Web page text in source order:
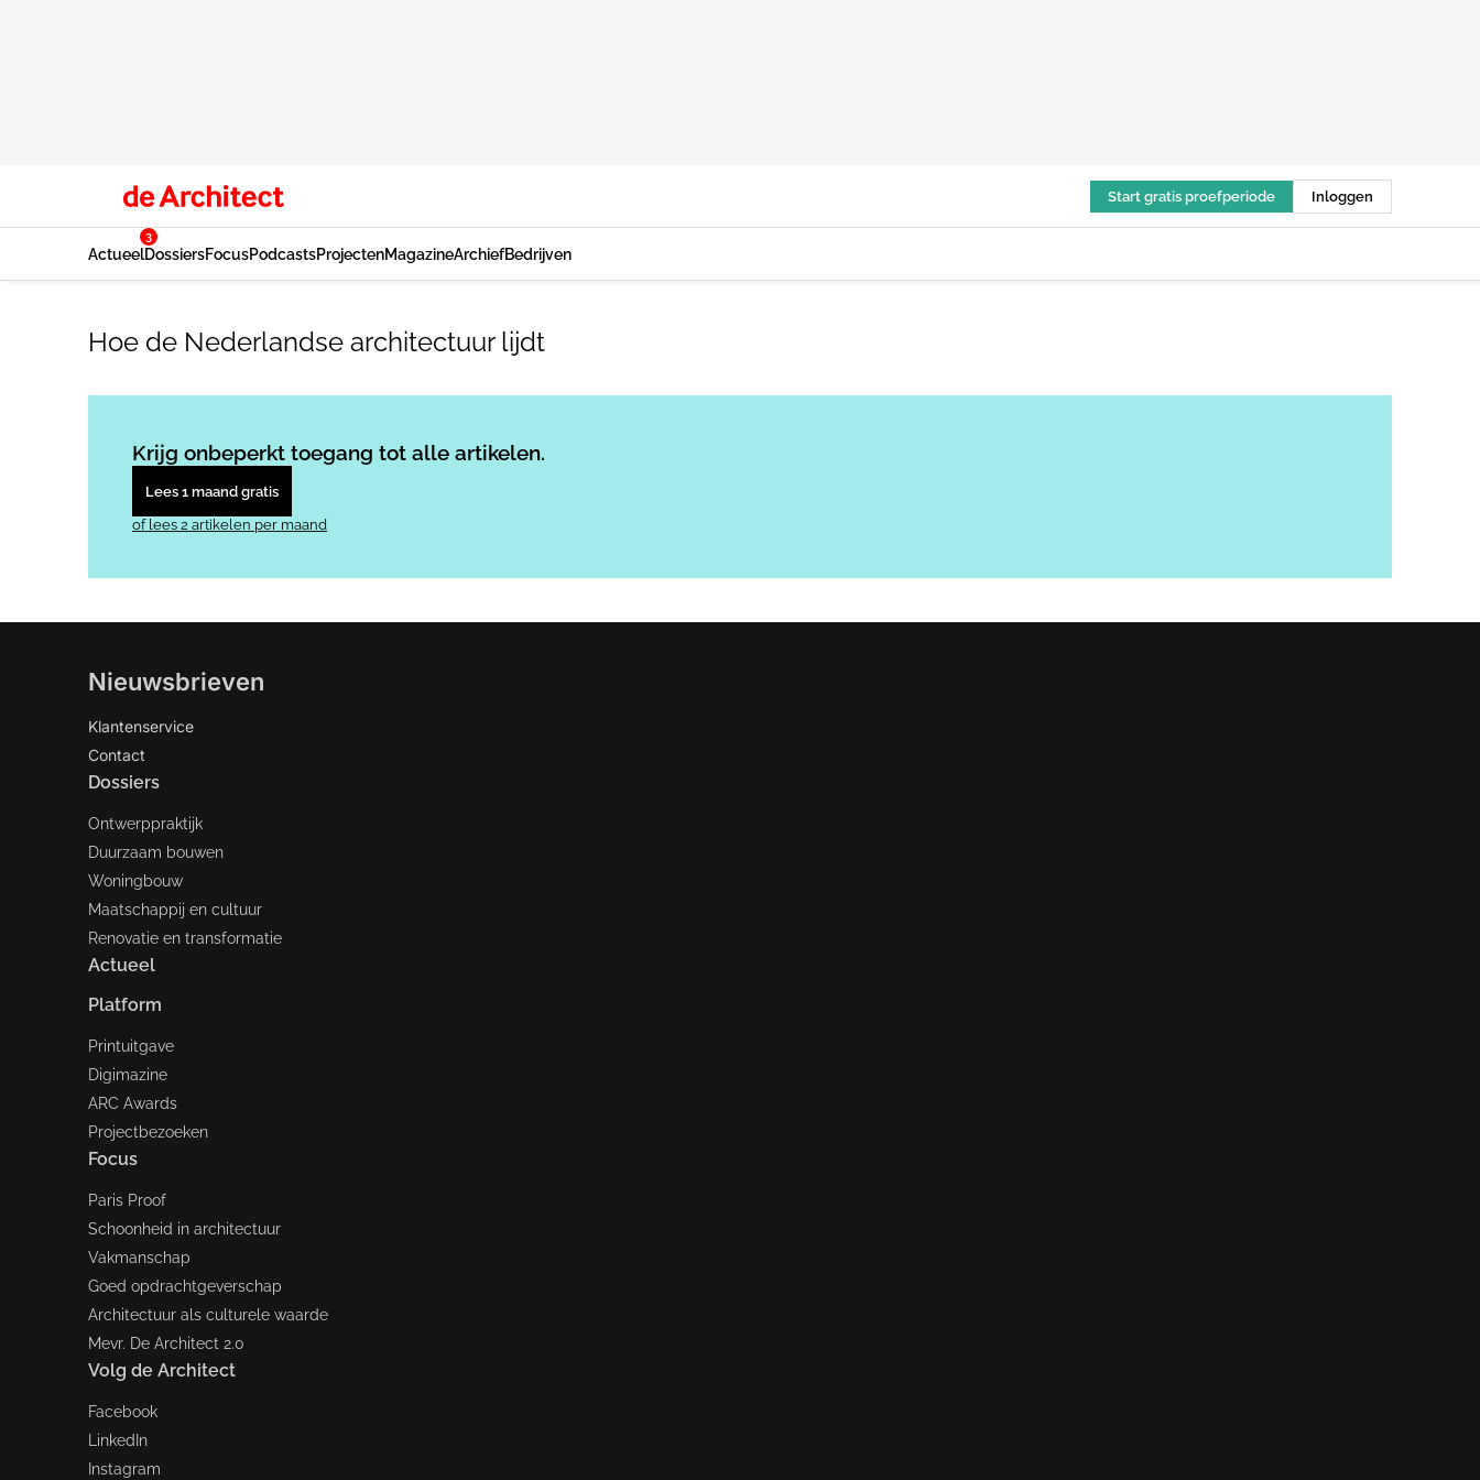
Start gratis proefperiode Inloggen
Actueel
3
DossiersFocusPodcastsProjectenMagazineArchiefBedrijven
Hoe de Nederlandse architectuur lijdt
Krijg onbeperkt toegang tot alle artikelen.
Lees 1 maand gratis
of lees 2 artikelen per maand
Nieuwsbrieven
Klantenservice
Contact
Dossiers
Ontwerppraktijk
Duurzaam bouwen
Woningbouw
Maatschappij en cultuur
Renovatie en transformatie
Actueel
Platform
Printuitgave
Digimazine
ARC Awards
Projectbezoeken
Focus
Paris Proof
Schoonheid in architectuur
Vakmanschap
Goed opdrachtgeverschap
Architectuur als culturele waarde
Mevr. De Architect 2.0
Volg de Architect
Facebook
LinkedIn
Instagram